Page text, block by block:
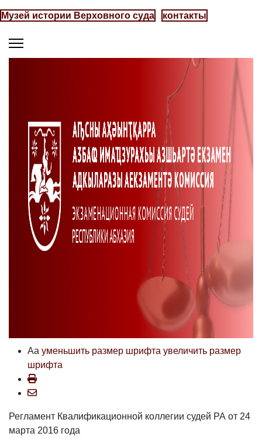
Музей истории Верховного суда контакты
Aa уменьшить размер шрифта увеличить размер
шрифта
Регламент Квалификационной коллегии судей РА от 24
марта 2016 года